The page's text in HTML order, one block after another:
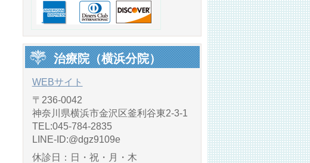
治療院（横浜分院）
WEBサイト
〒236-0042
神奈川県横浜市金沢区釜利谷東2-3-1
TEL:045-784-2835
LINE‐ID:@dgz9109e
休診日：日・祝・月・木